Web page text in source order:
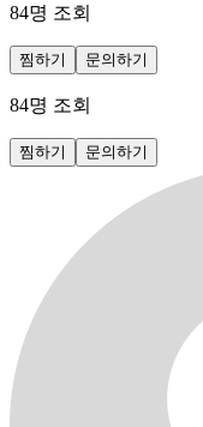
84명 조회
찜하기 문의하기
84명 조회
찜하기 문의하기